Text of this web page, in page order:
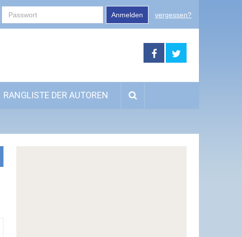
Anmelden vergessen?
RANGLISTE DER AUTOREN